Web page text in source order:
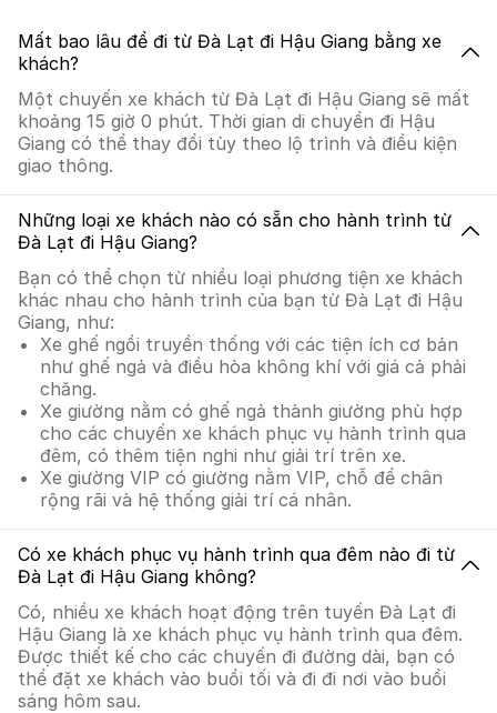
Mất bao lâu để đi từ Đà Lạt đi Hậu Giang bằng xe
khách?
Một chuyến xe khách từ Đà Lạt đi Hậu Giang sẽ mất
khoảng 15 giờ 0 phút. Thời gian di chuyển đi Hậu
Giang có thể thay đổi tùy theo lộ trình và điều kiện
giao thông.
Những loại xe khách nào có sẵn cho hành trình từ
Đà Lạt đi Hậu Giang?
Bạn có thể chọn từ nhiều loại phương tiện xe khách
khác nhau cho hành trình của bạn từ Đà Lạt đi Hậu
Giang, như:
Xe ghế ngồi truyền thống với các tiện ích cơ bản
như ghế ngả và điều hòa không khí với giá cả phải
chăng.
Xe giường nằm có ghế ngả thành giường phù hợp
cho các chuyến xe khách phục vụ hành trình qua
đêm, có thêm tiện nghi như giải trí trên xe.
Xe giường VIP có giường nằm VIP, chỗ để chân
rộng rãi và hệ thống giải trí cá nhân.
Có xe khách phục vụ hành trình qua đêm nào đi từ
Đà Lạt đi Hậu Giang không?
Có, nhiều xe khách hoạt động trên tuyến Đà Lạt đi
Hậu Giang là xe khách phục vụ hành trình qua đêm.
Được thiết kế cho các chuyến đi đường dài, bạn có
thể đặt xe khách vào buổi tối và đi đi nơi vào buổi
sáng hôm sau.